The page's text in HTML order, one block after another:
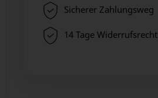
Sicherer Zahlungsweg
14 Tage Widerrufsrecht